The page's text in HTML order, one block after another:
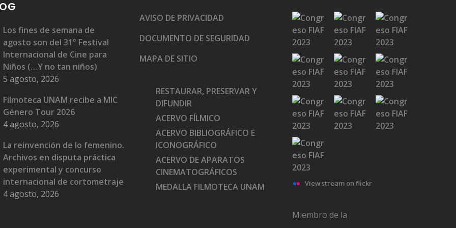
Los fines de semana de
agosto son del 31° Festival
Internacional de Cine para
Niños (…Y no tan niños)
5 agosto, 2026
Filmoteca UNAM recibe a MIC
Género Tour 2026
4 agosto, 2026
La reinvención de lo femenino.
Archivos en disputa práctica
experimental y concurso
internacional de cortometraje
4 agosto, 2026
AVISO DE PRIVACIDAD
DOCUMENTO DE SEGURIDAD
MAPA DE SITIO
RESTAURAR, PRESERVAR Y
DIFUNDIR
ACERVO FÍLMICO
ACERVO BIBLIOGRÁFICO E
ICONOGRÁFICO
ACERVO DE APARATOS
CINEMATOGRÁFICOS
MEDALLA FILMOTECA UNAM
View stream on flickr
Miembro de la